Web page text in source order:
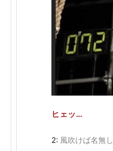
ヒェッ…
2: 風吹けば名無し